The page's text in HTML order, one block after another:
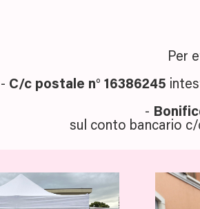
Per
- C/c postale n° 16386245
-
sul conto bancario